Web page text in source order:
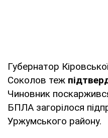
Губернатор
Соколов теж
Чиновник
БПЛА загорілося
Уржумського району.